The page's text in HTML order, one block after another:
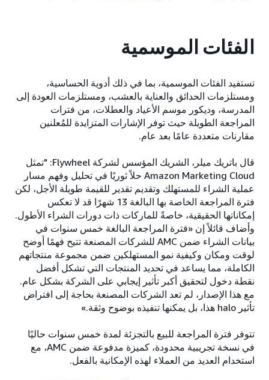
الفئات الموسمية
تستفيد الفئات الموسمية، بما في ذلك أدوية الحساسية،
ومستلزمات الحدائق والعناية بالعشب، ومستلزمات العودة إلى
المدرسة، وديكور موسم الأعياد والعطلات، من فترات
المراجعة الطويلة حيث توفر الإشارات المتزايدة للمُعلنين
مقارنات متعددة عامًا بعد عام.
قال باتريك ميلر، الشريك المؤسس لشركة Flywheel: "تمثل
Amazon Marketing Cloud حلاً ثوريًا في تحليل وفهم مسار
عملية الشراء للمستهلك وتقديم تقدير للقيمة طويلة الأجل، لكن
فترة المراجعة الخاصة بها البالغة 13 شهرًا قد لا تعكس
إمكاناتها الحقيقية، خاصةً للماركات ذات دورات الشراء الأطول.
وأضاف قائلاً إن «فترة المراجعة البالغة خمس سنوات في
بيانات الشراء ضمن AMC للشركات المصنعة تتيح فهمًا أوضح
لوقت ومكان وكيفية نمو المستهلكين ضمن مجموعة منتجاتهم
الكاملة، مما يساعد في تحديد المنتجات التي تشكل أفضل
نقطة دخول لتحقيق أكبر تأثير إيجابي على الشركة بشكل عام.
مع هذا الإصدار، لم تعد الشركات المصنعة بحاجة إلى افتراض
تأثير halo هذا، بل يمكنها تنفيذه بوضوح وثقة.»
تتوفر فترة المراجعة للبيع بالتجزئة لمدة خمس سنوات حاليًا
في نسخة تجريبية محدودة، كميزة مدفوعة ضمن AMC، مع
استخدام العديد من العملاء لهذه الإمكانية بالفعل.